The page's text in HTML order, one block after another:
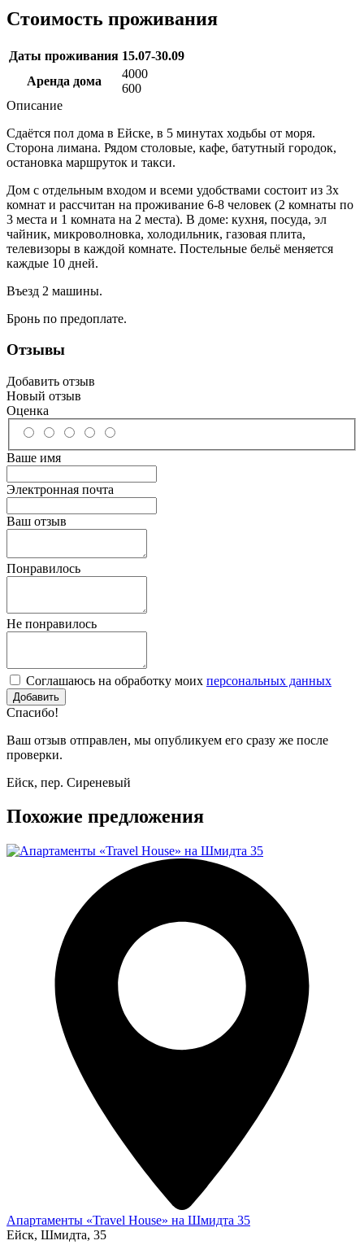
Стоимость проживания
Даты проживания 15.07-30.09
Аренда дома
4000
600
Описание
Сдаётся пол дома в Ейске, в 5 минутах ходьбы от моря.
Сторона лимана. Рядом столовые, кафе, батутный городок,
остановка маршруток и такси.
Дом с отдельным входом и всеми удобствами состоит из 3х
комнат и рассчитан на проживание 6-8 человек (2 комнаты по
3 места и 1 комната на 2 места). В доме: кухня, посуда, эл
чайник, микроволновка, холодильник, газовая плита,
телевизоры в каждой комнате. Постельные бельё меняется
каждые 10 дней.
Въезд 2 машины.
Бронь по предоплате.
Отзывы
Добавить отзыв
Новый отзыв
Оценка
Ваше имя
Электронная почта
Ваш отзыв
Понравилось
Не понравилось
Соглашаюсь на обработку моих персональных данных
Спасибо!
Ваш отзыв отправлен, мы опубликуем его сразу же после
проверки.
Ейск, пер. Сиреневый
Похожие предложения
Апартаменты «Travel House» на Шмидта 35
Ейск, Шмидта, 35